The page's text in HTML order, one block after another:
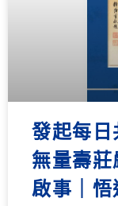
發起每
無量壽莊
啟事｜悟